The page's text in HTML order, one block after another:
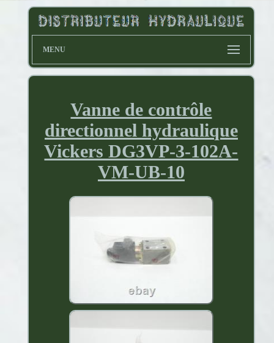
MENU
Vanne de contrôle
directionnel hydraulique
Vickers DG3VP-3-102A-
VM-UB-10